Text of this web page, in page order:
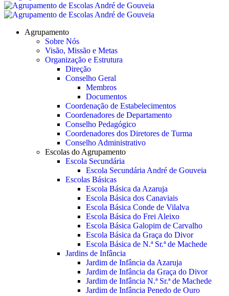
Agrupamento
Sobre Nós
Visão, Missão e Metas
Organização e Estrutura
Direção
Conselho Geral
Membros
Documentos
Coordenação de Estabelecimentos
Coordenadores de Departamento
Conselho Pedagógico
Coordenadores dos Diretores de Turma
Conselho Administrativo
Escolas do Agrupamento
Escola Secundária
Escola Secundária André de Gouveia
Escolas Básicas
Escola Básica da Azaruja
Escola Básica dos Canaviais
Escola Básica Conde de Vilalva
Escola Básica do Frei Aleixo
Escola Básica Galopim de Carvalho
Escola Básica da Graça do Divor
Escola Básica de N.ª Sr.ª de Machede
Jardins de Infância
Jardim de Infância da Azaruja
Jardim de Infância da Graça do Divor
Jardim de Infância N.ª Sr.ª de Machede
Jardim de Infância Penedo de Ouro